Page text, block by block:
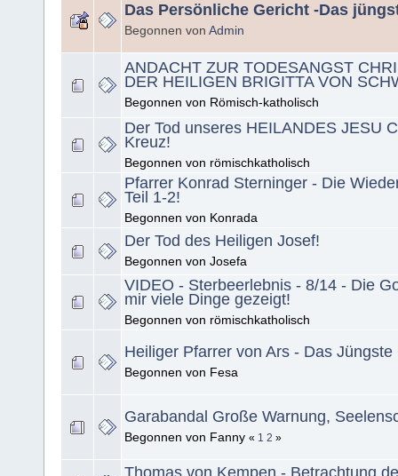
Das Persönliche Gericht -Das
Begonnen von Admin
ANDACHT ZUR TODESANGST
DER HEILIGEN BRIGITTA VON
Begonnen von Römisch-katholisch
Der Tod unseres HEILANDES JESU
Kreuz!
Begonnen von römischkatholisch
Pfarrer Konrad Sterninger - Die
Teil 1-2!
Begonnen von Konrada
Der Tod des Heiligen Josef!
Begonnen von Josefa
VIDEO - Sterbeerlebnis - 8/14 - Die
mir viele Dinge gezeigt!
Begonnen von römischkatholisch
Heiliger Pfarrer von Ars - Das Jüngste
Begonnen von Fesa
Garabandal Große Warnung,
Begonnen von Fanny « 1 2 »